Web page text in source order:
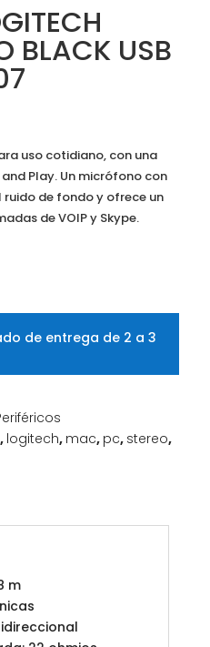
BLACK USB
uso cotidiano, con una
Play. Un micrófono con
ruido de fondo y ofrece un
de VOIP y Skype.
de entrega de 2 a 3
, logitech, mac, pc, stereo,
m